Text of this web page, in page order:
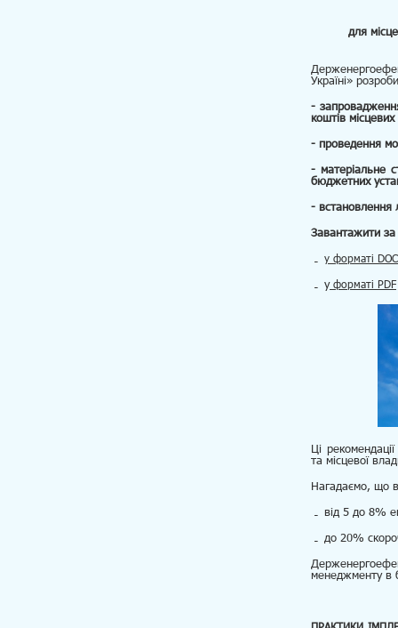
для
Україні»
-
коштів
- проведення
- матеріальне
бюджетних
- встановлення
Завантажити
у форматі DOC
уформаті PDF
Ці
та місцевої
Нагадаємо, що
від 5 до 8%
до 20%
менеджменту в